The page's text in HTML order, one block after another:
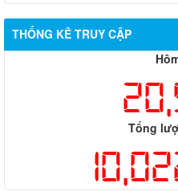
THỐNG KÊ TRUY CẬP
Tổng